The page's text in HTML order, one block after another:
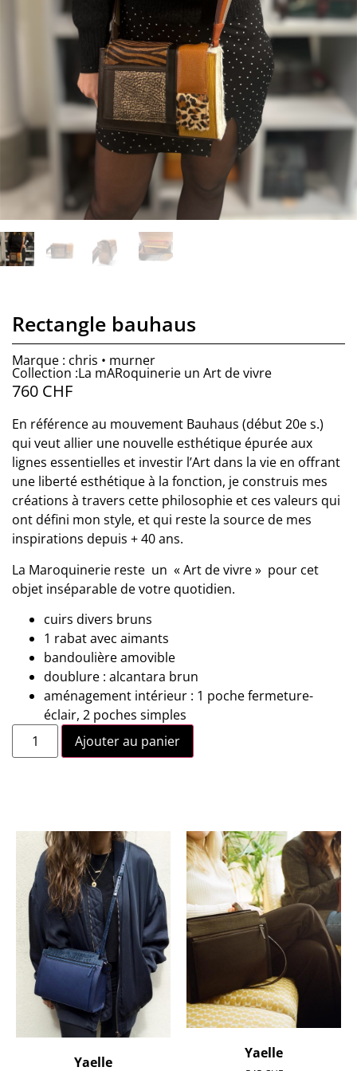
Rectangle bauhaus
Marque : chris • murner
Collection :La mARoquinerie un Art de vivre
760 CHF
En référence au mouvement Bauhaus (début 20e s.)
qui veut allier une nouvelle esthétique épurée aux
lignes essentielles et investir l’Art dans la vie en offrant
une liberté esthétique à la fonction, je construis mes
créations à travers cette philosophie et ces valeurs qui
ont défini mon style, et qui reste la source de mes
inspirations depuis + 40 ans.
La Maroquinerie reste un « Art de vivre » pour cet
objet inséparable de votre quotidien.
cuirs divers bruns
1 rabat avec aimants
bandoulière amovible
doublure : alcantara brun
aménagement intérieur : 1 poche fermeture-
éclair, 2 poches simples
Ajouter au panier
Yaelle
Yaelle